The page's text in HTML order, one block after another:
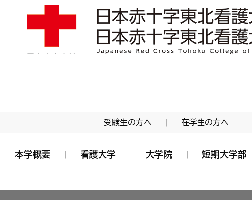
学校法人 日本赤十字学園 日本赤十字東北看護大学・日本
受験生の方へ 在学生の方へ
本学概要 看護大学 大学院 短期大学部